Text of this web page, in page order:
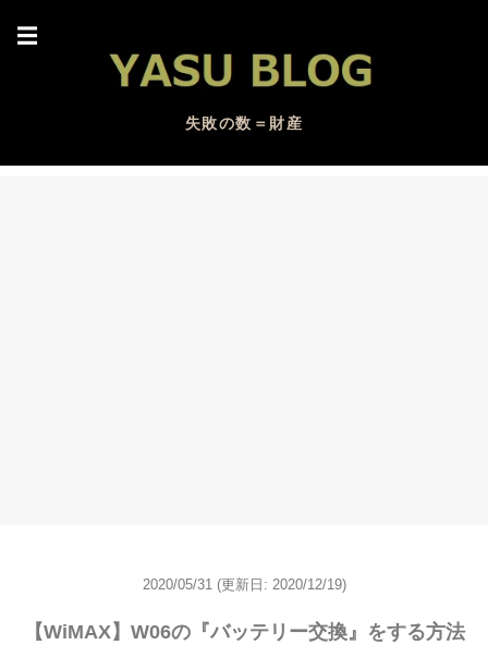
☰
失敗の数＝財産
2020/05/31 (更新日: 2020/12/19)
【WiMAX】W06の『バッテリー交換』をする方法